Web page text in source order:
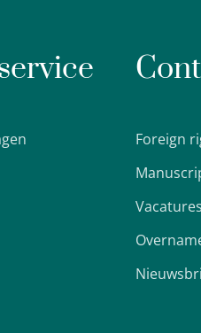
Foreign
Vacatures